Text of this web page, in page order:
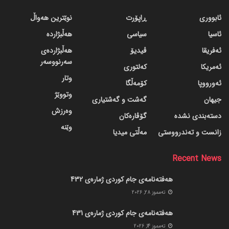
ئابووری
ئاسیا
ئەفریقا
ئەمریکا
ئەورووپا
جیهان
دسته‌بندی نشده
زانست و تەندرووستی
ڕاپۆرت
سیاسی
ڤیدیۆ
کەلتوری
کۆمەڵگا
گه‌شت و گه‌شتیاری
گۆڤاره‌کان
مەڵتی میدیا
نوێترین هەواڵ
هەڵبژاردە
هەڵبژاردەی
سەرنووسەر
وتار
وتووێژ
وەرزش
وێنە
Recent News
هەفتەنامەی جام کوردی ژمارەی 432
ته‌مموز 28, 2026
هەفتەنامەی جام کوردی ژمارەی 431
ته‌مموز 14, 2026